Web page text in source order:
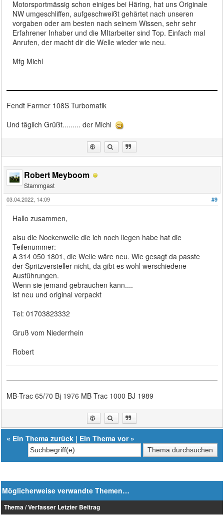
Motorsportmässig schon einiges bei Häring, hat uns Originale
NW umgeschliffen, aufgeschweißt gehärtet nach unseren
vorgaben oder am besten nach seinem Wissen, sehr sehr
Erfahrener Inhaber und die MItarbeiter sind Top. Einfach mal
Anrufen, der macht dir die Welle wieder wie neu.
Mfg Michl
Fendt Farmer 108S Turbomatik
Und täglich Grüßt......... der Michl
Robert Meyboom
Stammgast
#9
03.04.2022, 14:09
Hallo zusammen,
alsu die Nockenwelle die ich noch liegen habe hat die
Teilenummer:
A 314 050 1801, die Welle wäre neu. Wie gesagt da passte
der Spritzversteller nicht, da gibt es wohl werschiedene
Ausführungen.
Wenn sie jemand gebrauchen kann....
ist neu und original verpackt
Tel: 01703823332
Gruß vom Niederrhein
Robert
MB-Trac 65/70 Bj 1976 MB Trac 1000 BJ 1989
« Ein Thema zurück | Ein Thema vor»
Möglicherweise verwandte Themen…
Thema / Verfasser Letzter Beitrag